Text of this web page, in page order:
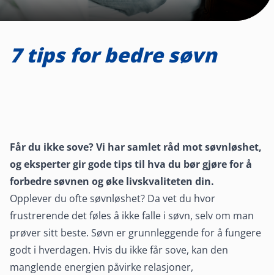
7 tips for bedre søvn
Får du ikke sove? Vi har samlet råd mot søvnløshet,
og eksperter gir gode tips til hva du bør gjøre for å
forbedre søvnen og øke livskvaliteten din.
Opplever du ofte søvnløshet? Da vet du hvor
frustrerende det føles å ikke falle i søvn, selv om man
prøver sitt beste. Søvn er grunnleggende for å fungere
godt i hverdagen. Hvis du ikke får sove, kan den
manglende energien påvirke relasjoner,